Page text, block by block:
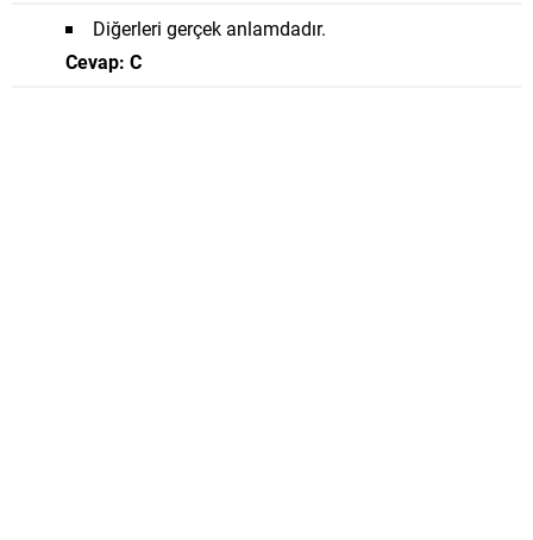
Diğerleri gerçek anlamdadır.
Cevap: C